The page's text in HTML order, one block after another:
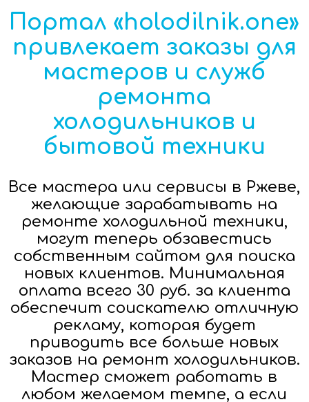
Портал «holodilnik.one»
привлекает заказы для
мастеров и служб
ремонта
холодильников и
бытовой техники
Все мастера или сервисы в Ржеве,
желающие зарабатывать на
ремонте холодильной техники,
могут теперь обзавестись
собственным сайтом для поиска
новых клиентов. Минимальная
оплата всего 30 руб. за клиента
обеспечит соискателю отличную
рекламу, которая будет
приводить все больше новых
заказов на ремонт холодильников.
Мастер сможет работать в
любом желаемом темпе, а если